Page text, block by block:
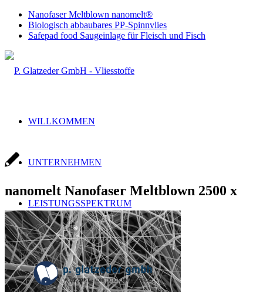
Nanofaser Meltblown nanomelt®
Biologisch abbaubares PP-Spinnvlies
Safepad food Saugeinlage für Fleisch und Fisch
WILLKOMMEN
UNTERNEHMEN
LEISTUNGSSPEKTRUM
Handel & Produktion
Konfektion
nanomelt Nanofaser Meltblown 2500 x